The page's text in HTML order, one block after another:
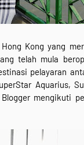
Kong yang
telah mula
pelayaran
Aquarius,
mengikuti